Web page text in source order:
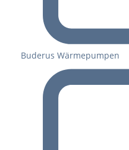
Buderus Wärmepumpen